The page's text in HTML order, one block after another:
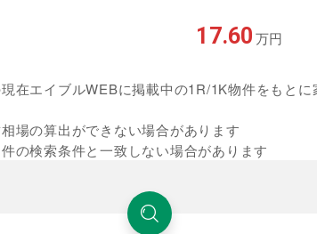
17.60万円
在エイブルWEBに掲載中の1R/1K物件をもとに
場の算出ができない場合があります
の検索条件と一致しない場合があります